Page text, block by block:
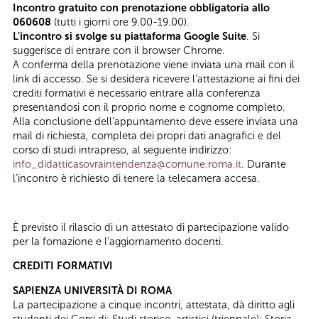
Incontro gratuito con prenotazione obbligatoria allo
060608 (tutti i giorni ore 9.00-19.00).
L'incontro si svolge su piattaforma Google Suite. Si
suggerisce di entrare con il browser Chrome.
A conferma della prenotazione viene inviata una mail con il
link di accesso. Se si desidera ricevere l’attestazione ai fini dei
crediti formativi è necessario entrare alla conferenza
presentandosi con il proprio nome e cognome completo.
Alla conclusione dell’appuntamento deve essere inviata una
mail di richiesta, completa dei propri dati anagrafici e del
corso di studi intrapreso, al seguente indirizzo:
info_didatticasovraintendenza@comune.roma.it. Durante
l’incontro è richiesto di tenere la telecamera accesa.
È previsto il rilascio di un attestato di partecipazione valido
per la fomazione e l’aggiornamento docenti.
CREDITI FORMATIVI
SAPIENZA UNIVERSITÀ DI ROMA
La partecipazione a cinque incontri, attestata, dà diritto agli